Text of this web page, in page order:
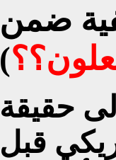
ضمن
)
حقيقة
قبل